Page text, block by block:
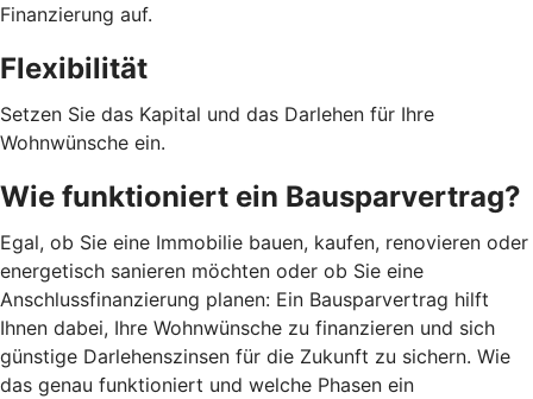
Finanzierung auf.
Flexibilität
Setzen Sie das Kapital und das Darlehen für Ihre
Wohnwünsche ein.
Wie funktioniert ein Bausparvertrag?
Egal, ob Sie eine Immobilie bauen, kaufen, renovieren oder
energetisch sanieren möchten oder ob Sie eine
Anschlussfinanzierung planen: Ein Bausparvertrag hilft
Ihnen dabei, Ihre Wohnwünsche zu finanzieren und sich
günstige Darlehenszinsen für die Zukunft zu sichern. Wie
das genau funktioniert und welche Phasen ein